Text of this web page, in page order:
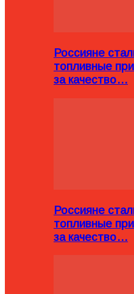
Россияне
топливные
за качество…
Россияне
топливные
за качество…